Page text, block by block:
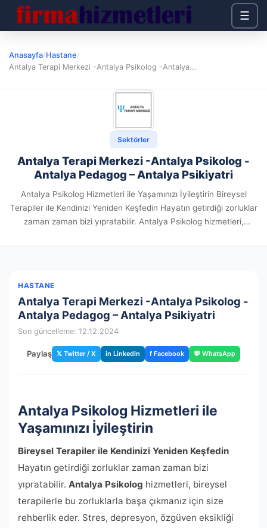
☰
Anasayfa/Hastane/
Antalya Terapi Merkezi -Antalya Psikolog -Antalya...
Sektörler
Antalya Terapi Merkezi -Antalya Psikolog -
Antalya Pedagog – Antalya Psikiyatri
Antalya Psikolog Hizmetleri ile Yaşamınızı İyileştirin Bireysel
Terapiler ile Kendinizi Yeniden Keşfedin Hayatın getirdiği zorluklar
zaman zaman bizi yıpratabilir. Antalya Psikolog hizmetleri,
HASTANE
Antalya Terapi Merkezi -Antalya Psikolog -
Antalya Pedagog – Antalya Psikiyatri
Son güncelleme: 12.12.2024
Paylaş 𝕏 Twitter / X in LinkedIn f Facebook 💬 WhatsApp
Antalya Psikolog Hizmetleri ile
Yaşamınızı İyileştirin
Bireysel Terapiler ile Kendinizi Yeniden Keşfedin
Hayatın getirdiği zorluklar zaman zaman bizi
yıpratabilir. Antalya Psikolog hizmetleri, bireysel
terapilerle bu zorluklarla başa çıkmanız için size
rehberlik eder. Stres, depresyon, özgüven eksikliği